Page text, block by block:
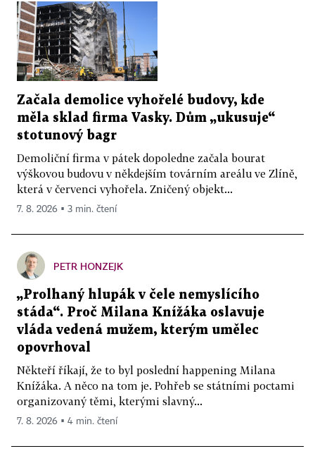
Začala demolice vyhořelé budovy, kde
měla sklad firma Vasky. Dům „ukusuje“
stotunový bagr
Demoliční firma v pátek dopoledne začala bourat
výškovou budovu v někdejším továrním areálu ve Zlíně,
která v červenci vyhořela. Zničený objekt...
7. 8. 2026 ▪ 3 min. čtení
PETR HONZEJK
„Prolhaný hlupák v čele nemyslícího
stáda“. Proč Milana Knížáka oslavuje
vláda vedená mužem, kterým umělec
opovrhoval
Někteří říkají, že to byl poslední happening Milana
Knížáka. A něco na tom je. Pohřeb se státními poctami
organizovaný těmi, kterými slavný...
7. 8. 2026 ▪ 4 min. čtení